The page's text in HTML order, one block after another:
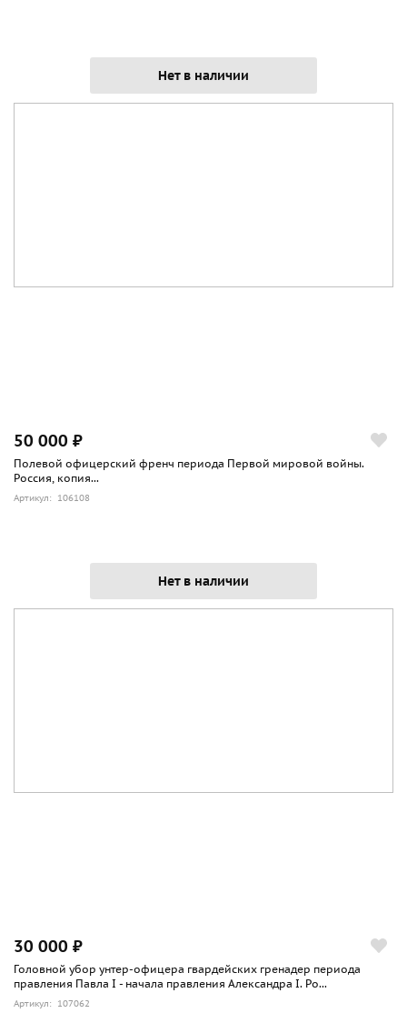
Нет в наличии
50 000 ₽
Полевой офицерский френч периода Первой мировой войны.
Россия, копия...
Артикул: 106108
Нет в наличии
30 000 ₽
Головной убор унтер-офицера гвардейских гренадер периода
правления Павла I - начала правления Александра I. Ро...
Артикул: 107062